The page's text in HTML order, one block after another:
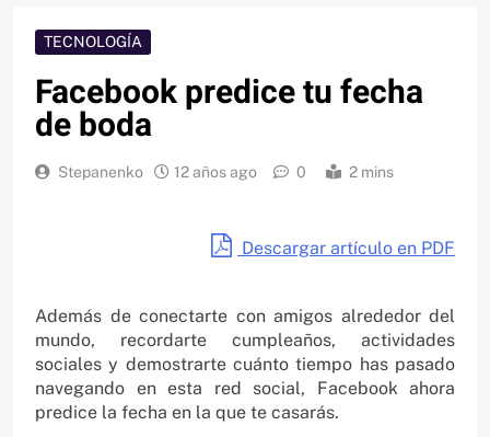
TECNOLOGÍA
Facebook predice tu fecha
de boda
Stepanenko 12 años ago 0 2 mins
Descargar artículo en PDF
Además de conectarte con amigos alrededor del
mundo, recordarte cumpleaños, actividades
sociales y demostrarte cuánto tiempo has pasado
navegando en esta red social, Facebook ahora
predice la fecha en la que te casarás.